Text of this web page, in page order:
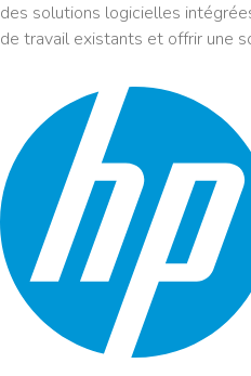
des solutions logicielles
de travail existants et offrir une